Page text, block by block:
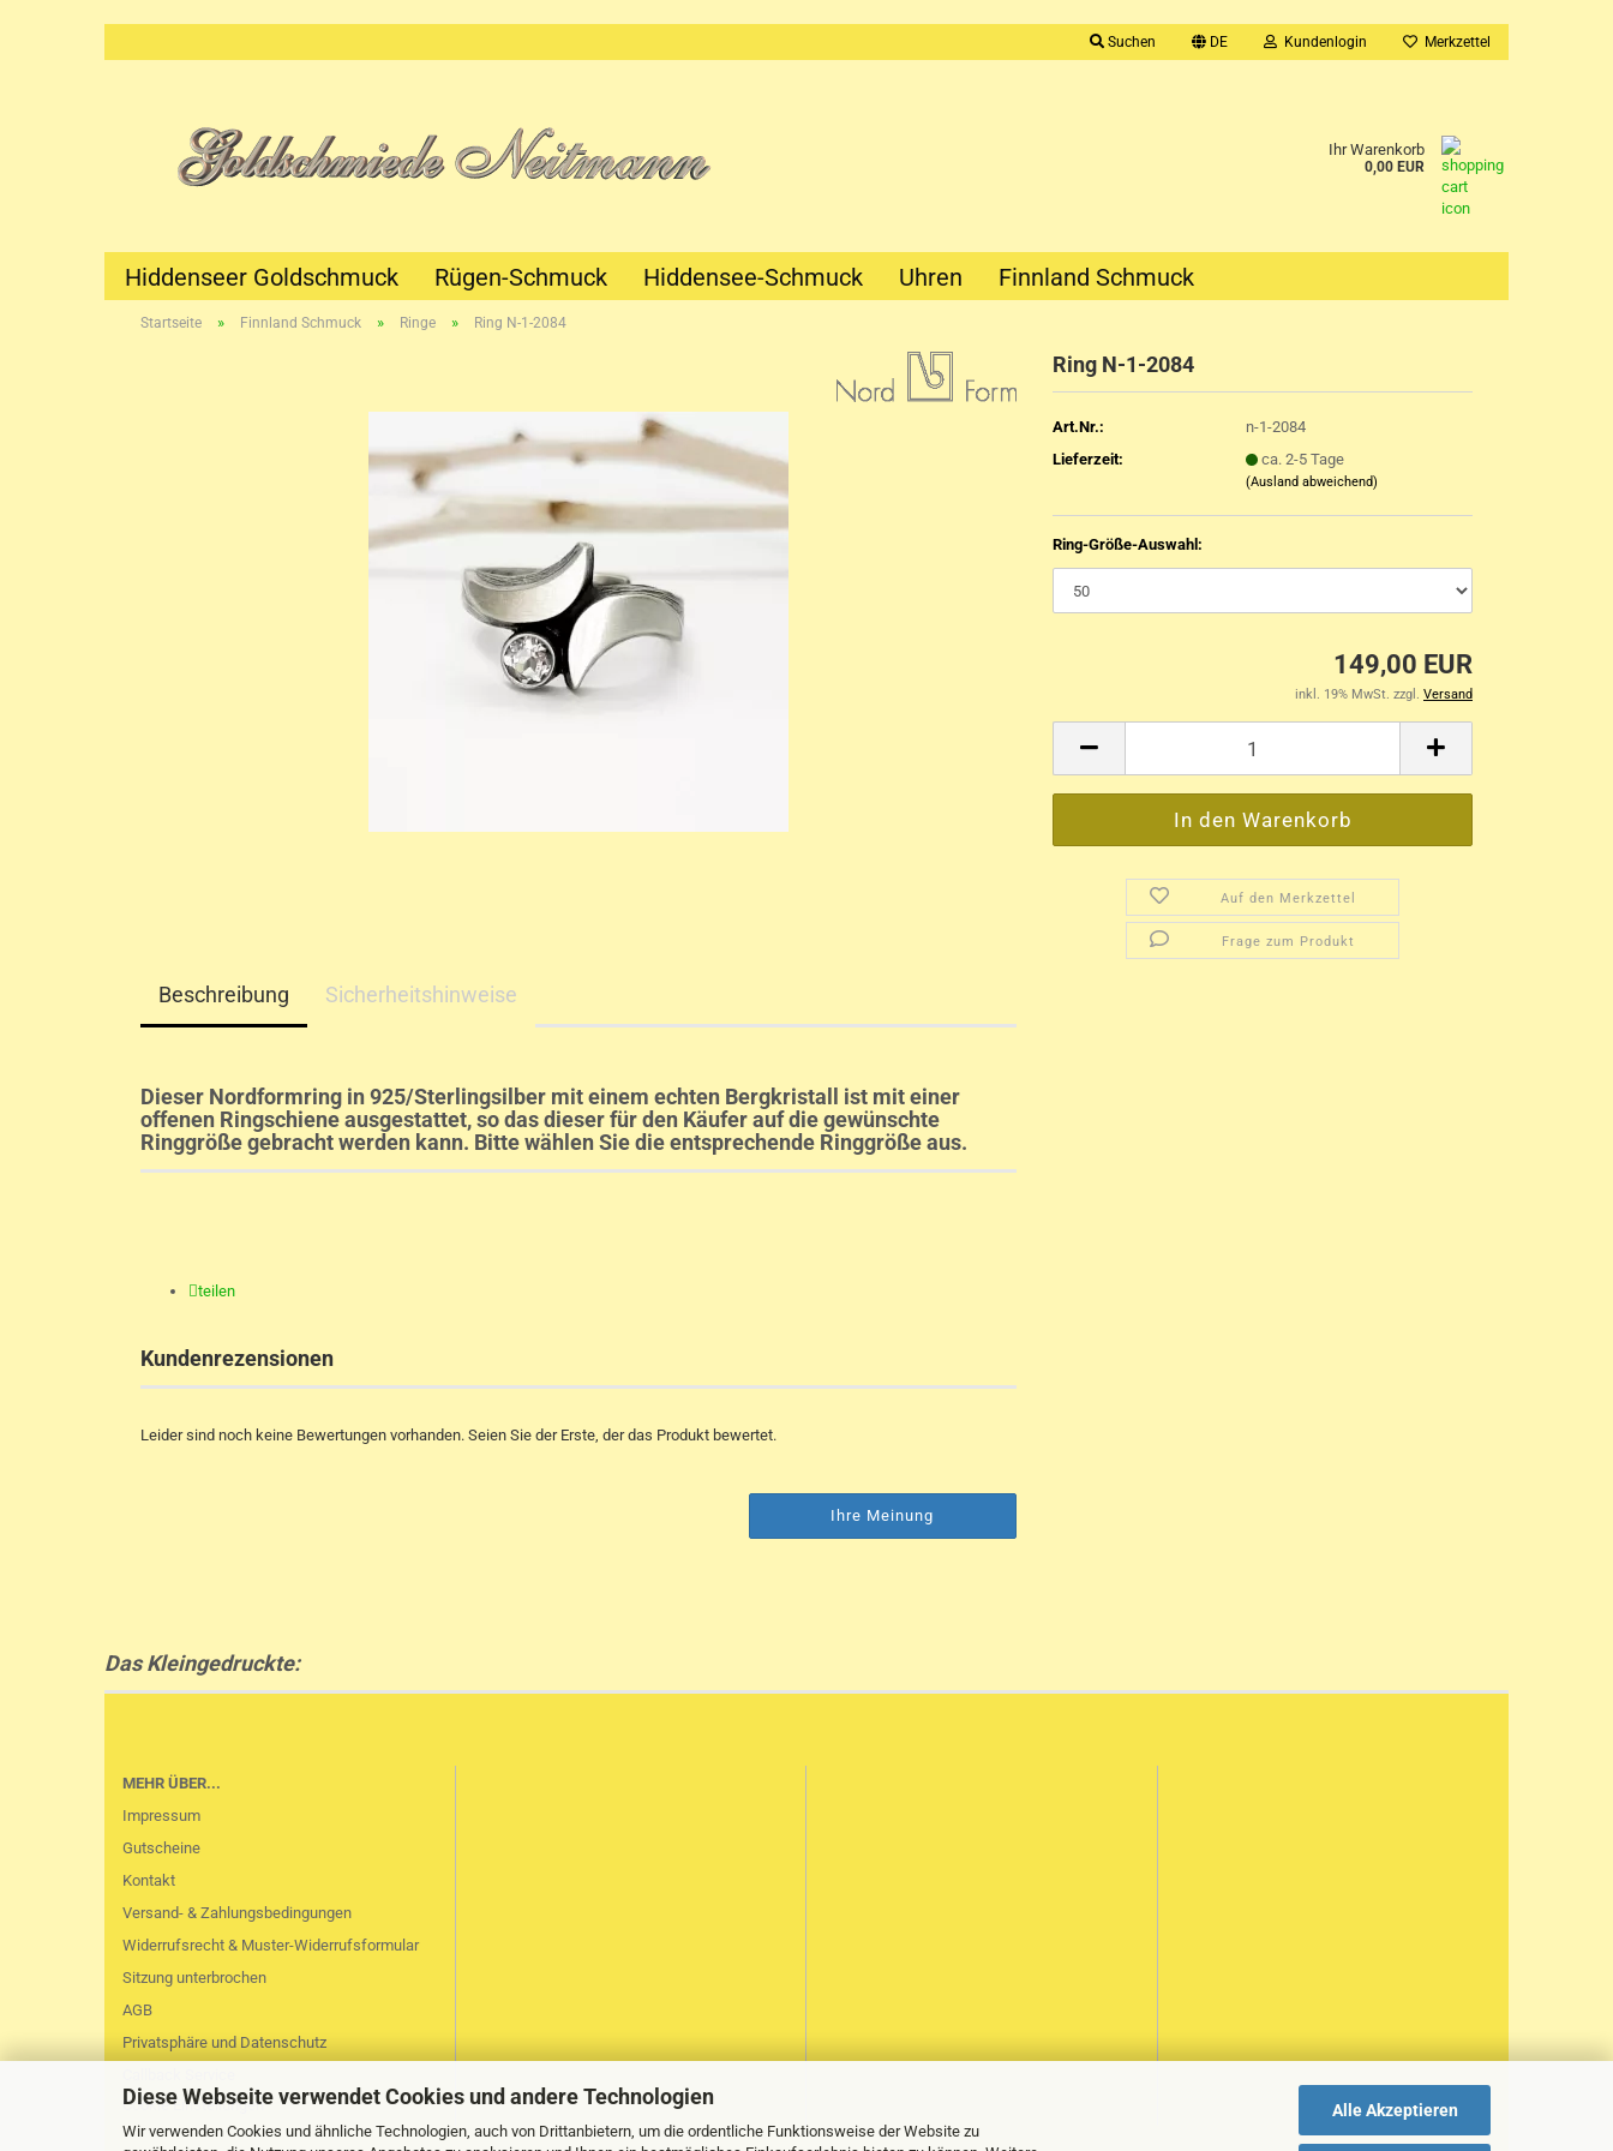
Diese Webseite verwendet Cookies und andere Technologien
Wir verwenden Cookies und ähnliche Technologien, auch von Drittanbietern, um die ordentliche Funktionsweise der Website zu
Alle Akzeptieren
Suchen DE Kundenlogin Merkzettel
Ihr Warenkorb
0,00 EUR
Hiddenseer Goldschmuck Rügen-Schmuck Hiddensee-Schmuck Uhren Finnland Schmuck
Startseite » Finnland Schmuck » Ringe » Ring N-1-2084
Ring N-1-2084
Art.Nr.:
n-1-2084
Lieferzeit:
ca. 2-5 Tage
(Ausland abweichend)
Ring-Größe-Auswahl:
149,00 EUR
inkl. 19% MwSt. zzgl. Versand
Auf den Merkzettel
Frage zum Produkt
Beschreibung Sicherheitshinweise
Dieser Nordformring in 925/Sterlingsilber mit einem echten Bergkristall ist mit einer
offenen Ringschiene ausgestattet, so das dieser für den Käufer auf die gewünschte
Ringgröße gebracht werden kann. Bitte wählen Sie die entsprechende Ringgröße aus.
teilen
Kundenrezensionen
Leider sind noch keine Bewertungen vorhanden. Seien Sie der Erste, der das Produkt bewertet.
Ihre Meinung
Das Kleingedruckte:
MEHR ÜBER...
Impressum
Gutscheine
Kontakt
Versand- & Zahlungsbedingungen
Widerrufsrecht & Muster-Widerrufsformular
Sitzung unterbrochen
AGB
Privatsphäre und Datenschutz
Cookie Einstellungen